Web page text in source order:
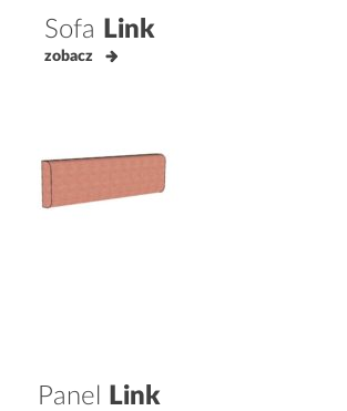
Sofa Link
zobacz
Panel Link